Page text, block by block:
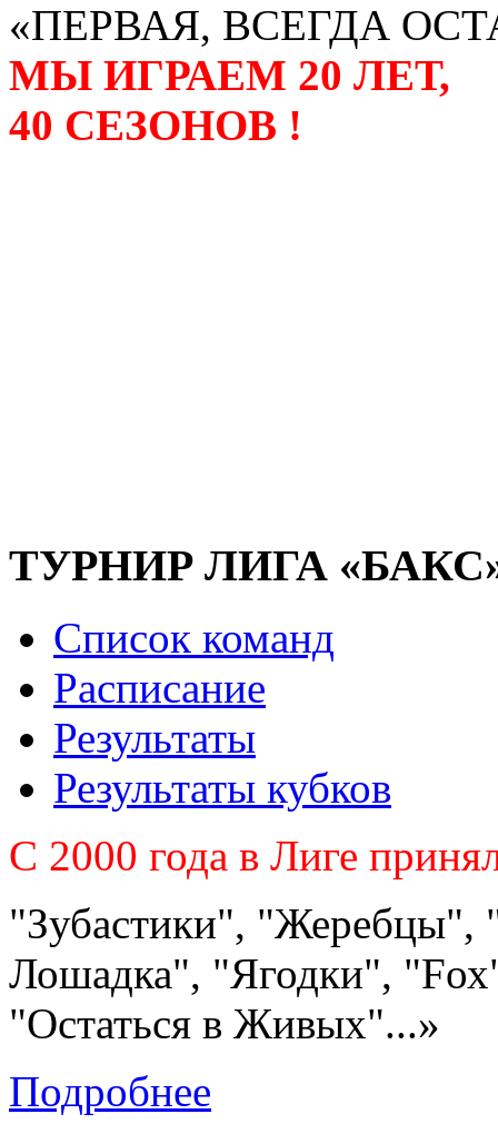
«ПЕРВАЯ, ВСЕГДА
МЫ ИГРАЕМ 20 ЛЕТ,
40 СЕЗОНОВ !
ТУРНИР ЛИГА
Список команд
Расписание
Результаты
Результаты кубков
C 2000 года в Лиге
"Зубастики", "Жеребцы",
Лошадка", "Ягодки",
"Остаться в Живых"...»
Подробнее